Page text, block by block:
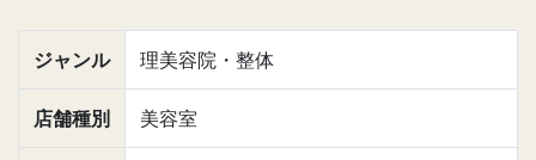
ジャンル 理美容院・整体
店舗種別 美容室